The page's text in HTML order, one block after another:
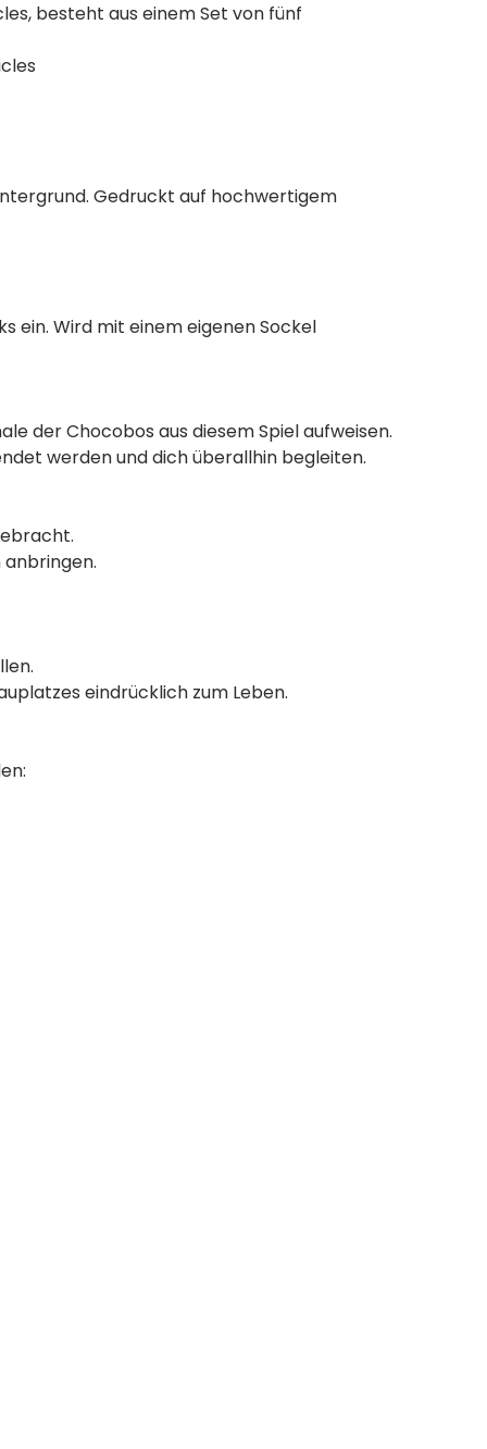
besteht aus einem Set von fünf
Gedruckt auf hochwertigem
ein. Wird mit einem eigenen Sockel
der Chocobos aus diesem Spiel aufweisen.
werden und dich überallhin begleiten.
eindrücklich zum Leben.